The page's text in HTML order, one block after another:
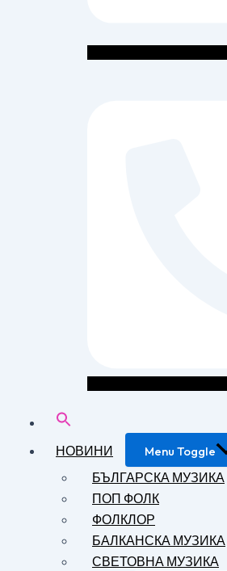
НОВИНИ Menu Toggle
БЪЛГАРСКА МУЗИКА
ПОП ФОЛК
ФОЛКЛОР
БАЛКАНСКА МУЗИКА
СВЕТОВНА МУЗИКА